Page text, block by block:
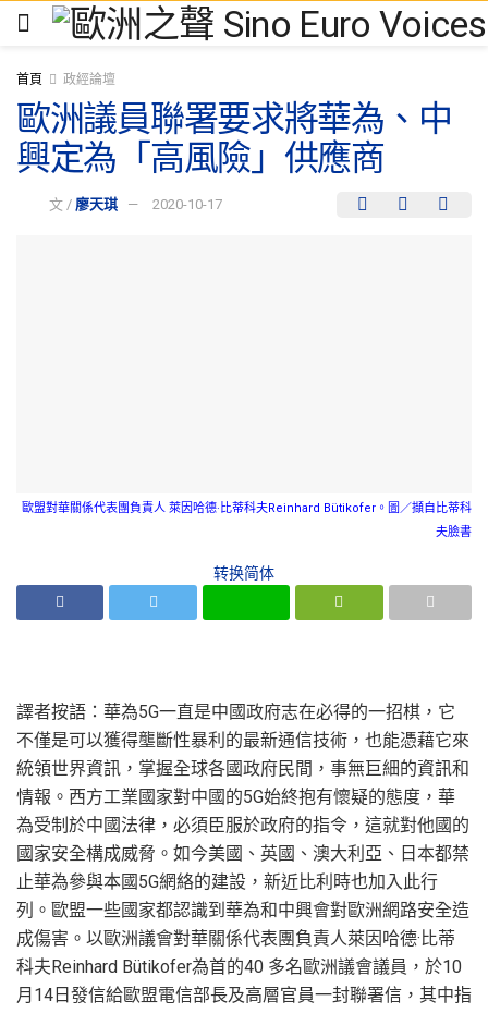
首頁 政經論壇
歐洲議員聯署要求將華為、中
興定為「高風險」供應商
文 / 廖天琪 2020-10-17
歐盟對華關係代表團負責人 萊因哈德·比蒂科夫Reinhard Bütikofer。圖／擷自比蒂科
夫臉書
转换简体
譯者按語：華為5G一直是中國政府志在必得的一招棋，它
不僅是可以獲得壟斷性暴利的最新通信技術，也能憑藉它來
統領世界資訊，掌握全球各國政府民間，事無巨細的資訊和
情報。西方工業國家對中國的5G始終抱有懷疑的態度，華
為受制於中國法律，必須臣服於政府的指令，這就對他國的
國家安全構成威脅。如今美國、英國、澳大利亞、日本都禁
止華為參與本國5G網絡的建設，新近比利時也加入此行
列。歐盟一些國家都認識到華為和中興會對歐洲網路安全造
成傷害。以歐洲議會對華關係代表團負責人萊因哈德·比蒂
科夫Reinhard Bütikofer為首的40 多名歐洲議會議員，於10
月14日發信給歐盟電信部長及高層官員一封聯署信，其中指